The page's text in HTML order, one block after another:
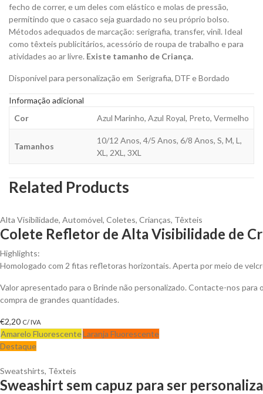
fecho de correr, e um deles com elástico e molas de pressão,
permitindo que o casaco seja guardado no seu próprio bolso.
Métodos adequados de marcação: serigrafia, transfer, vinil. Ideal
como têxteis publicitários, acessório de roupa de trabalho e para
atividades ao ar livre. Existe tamanho de Criança.
Disponível para personalização em Serigrafia, DTF e Bordado
Informação adicional
Cor
Azul Marinho, Azul Royal, Preto, Vermelho
Tamanhos
10/12 Anos, 4/5 Anos, 6/8 Anos, S, M, L,
XL, 2XL, 3XL
Related Products
Alta Visibilidade, Automóvel, Coletes, Crianças, Têxteis
Colete Refletor de Alta Visibilidade de
Highlights:
Homologado com 2 fitas refletoras horizontais. Aperta por meio de
Valor apresentado para o Brinde não personalizado. Contacte-nos para
compra de grandes quantidades.
€2,20 C/ IVA
Amarelo FluorescenteLaranja Fluorescente
Destaque
Sweatshirts, Têxteis
Sweashirt sem capuz para ser